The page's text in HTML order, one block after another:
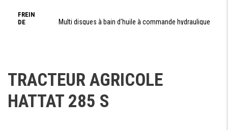
FREIN
DE
Multi disques à bain d'huile à commande hydraulique
PRISE DE FORCE
TRACTEUR AGRICOLE
HATTAT 285 S